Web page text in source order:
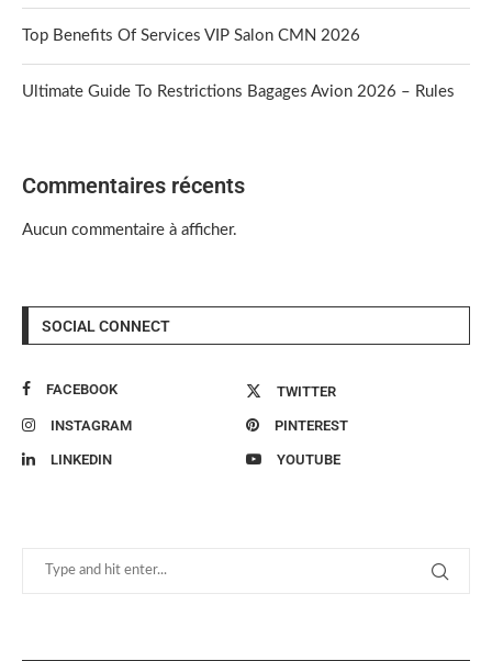
Top Benefits Of Services VIP Salon CMN 2026
Ultimate Guide To Restrictions Bagages Avion 2026 – Rules
Commentaires récents
Aucun commentaire à afficher.
SOCIAL CONNECT
FACEBOOK TWITTER
INSTAGRAM PINTEREST
LINKEDIN YOUTUBE